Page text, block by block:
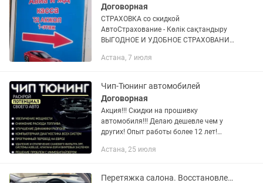
Договорная
СТРАХОВКА со скидкой
АвтоСтрахование - Көлік сақтандыру
ВЫГОДНОЕ И УДОБНОЕ СТРАХОВАНИЕ
ВЫХОДНЫХ!
Астана, 7 июля
Чип-Тюнинг автомобилей
Договорная
Акция!!! Скидки на прошивку
автомобиля!!! Делаю дешевле чем у
других! Опыт работы более 12 лет!
штатного автозапуска Chevrolet Cobalt,
Астана, 25 июля
Перетяжка салона. Восстановление торпеды.